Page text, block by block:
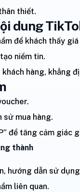
thiết.
dung
để khách thấy
niềm tin.
hàng, khẳng
mua hàng.
để tăng cảm giác
thành
hướng dẫn sử
liên quan.